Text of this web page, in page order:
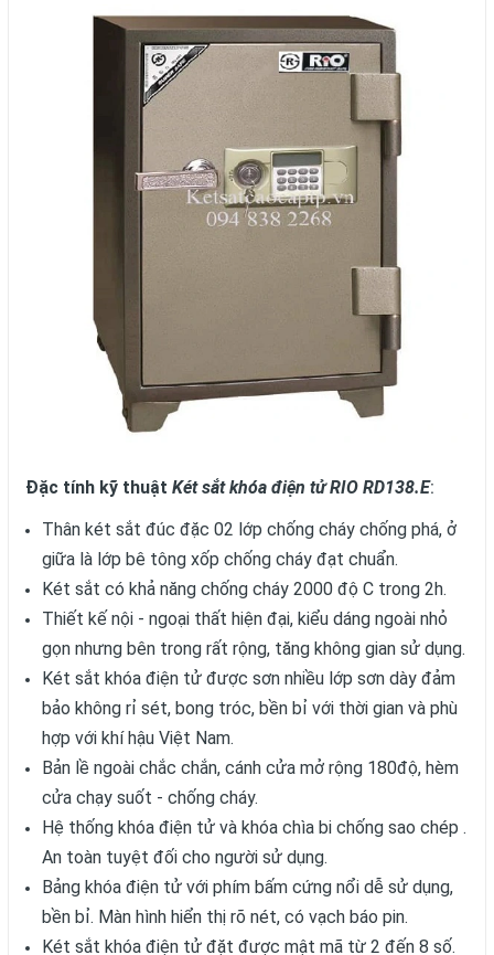
Đặc tính kỹ thuật Két sắt khóa điện tử RIO RD138.E:
Thân két sắt đúc đặc 02 lớp chống cháy chống phá, ở
giữa là lớp bê tông xốp chống cháy đạt chuẩn.
Két sắt có khả năng chống cháy 2000 độ C trong 2h.
Thiết kế nội - ngoại thất hiện đại, kiểu dáng ngoài nhỏ
gọn nhưng bên trong rất rộng, tăng không gian sử dụng.
Két sắt khóa điện tử được sơn nhiều lớp sơn dày đảm
bảo không rỉ sét, bong tróc, bền bỉ với thời gian và phù
hợp với khí hậu Việt Nam.
Bản lề ngoài chắc chắn, cánh cửa mở rộng 180độ, hèm
cửa chạy suốt - chống cháy.
Hệ thống khóa điện tử và khóa chìa bi chống sao chép .
An toàn tuyệt đối cho người sử dụng.
Bảng khóa điện tử với phím bấm cứng nổi dễ sử dụng,
bền bỉ. Màn hình hiển thị rõ nét, có vạch báo pin.
Két sắt khóa điện tử đặt được mật mã từ 2 đến 8 số.